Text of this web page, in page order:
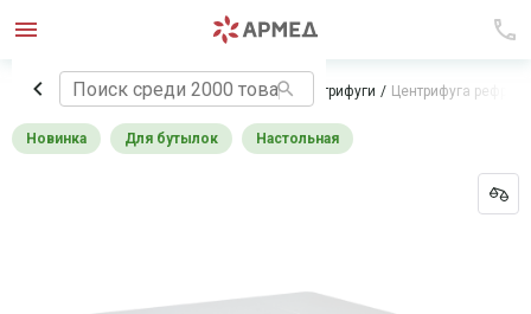
Главная Лабораторное оборудование Центрифуги Центрифуга
Новинка Для бутылок Настольная